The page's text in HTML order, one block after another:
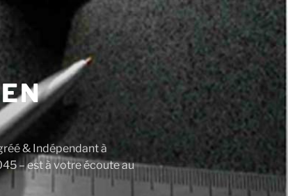
& Indépendant à
– est à votre écoute au